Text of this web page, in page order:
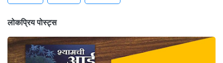
लोकप्रिय पोस्ट्स